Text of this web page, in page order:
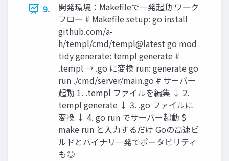
9.
開発環境：Makefileで一発起動 ワーク
フロー # Makefile setup: go install
github.com/a-
h/templ/cmd/templ@latest go mod
tidy generate: templ generate #
.templ → .go に変換 run: generate go
run ./cmd/server/main.go # サーバー
起動 1. .templ ファイルを編集 ↓ 2.
templ generate ↓ 3. .go ファイルに
変換 ↓ 4. go run でサーバー起動 $
make run と入力するだけ Goの高速ビ
ルドとバイナリ一発でポータビリティ
も◎